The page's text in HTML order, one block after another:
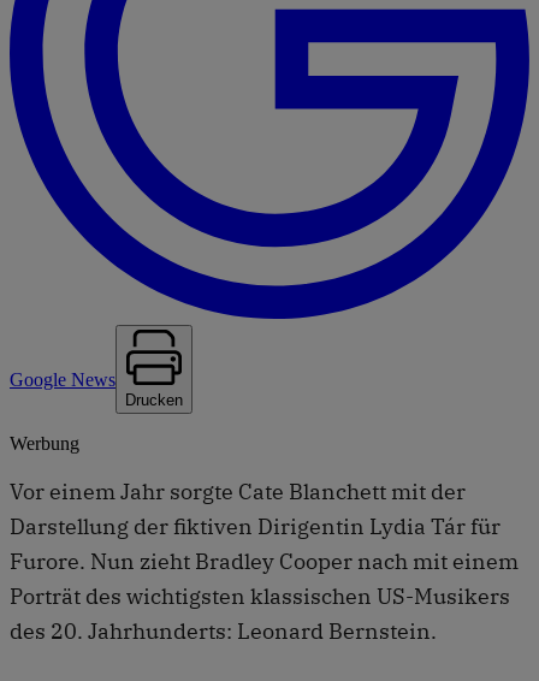
Google News
Drucken
Werbung
Vor einem Jahr sorgte Cate Blanchett mit der
Darstellung der fiktiven Dirigentin Lydia Tár für
Furore. Nun zieht Bradley Cooper nach mit einem
Porträt des wichtigsten klassischen US-Musikers
des 20. Jahrhunderts: Leonard Bernstein.